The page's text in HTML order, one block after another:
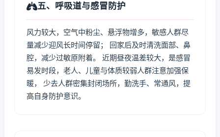
五、呼吸道与感冒防护
风力较大，空气中粉尘、悬浮物增多，敏感人群尽
量减少迎风长时间停留； 回家后及时清洗面部、鼻
腔，减少过敏原附着。 近期昼夜温差较大，是感冒
易发时段，老人、儿童与体质较弱人群注意加强保
暖， 少去人群密集封闭场所，勤洗手、常通风，提
高自身防护意识。